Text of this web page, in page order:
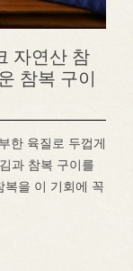
자연산 참
참복 구이
한 육질로 두껍게
과 참복 구이를
을 이 기회에 꼭